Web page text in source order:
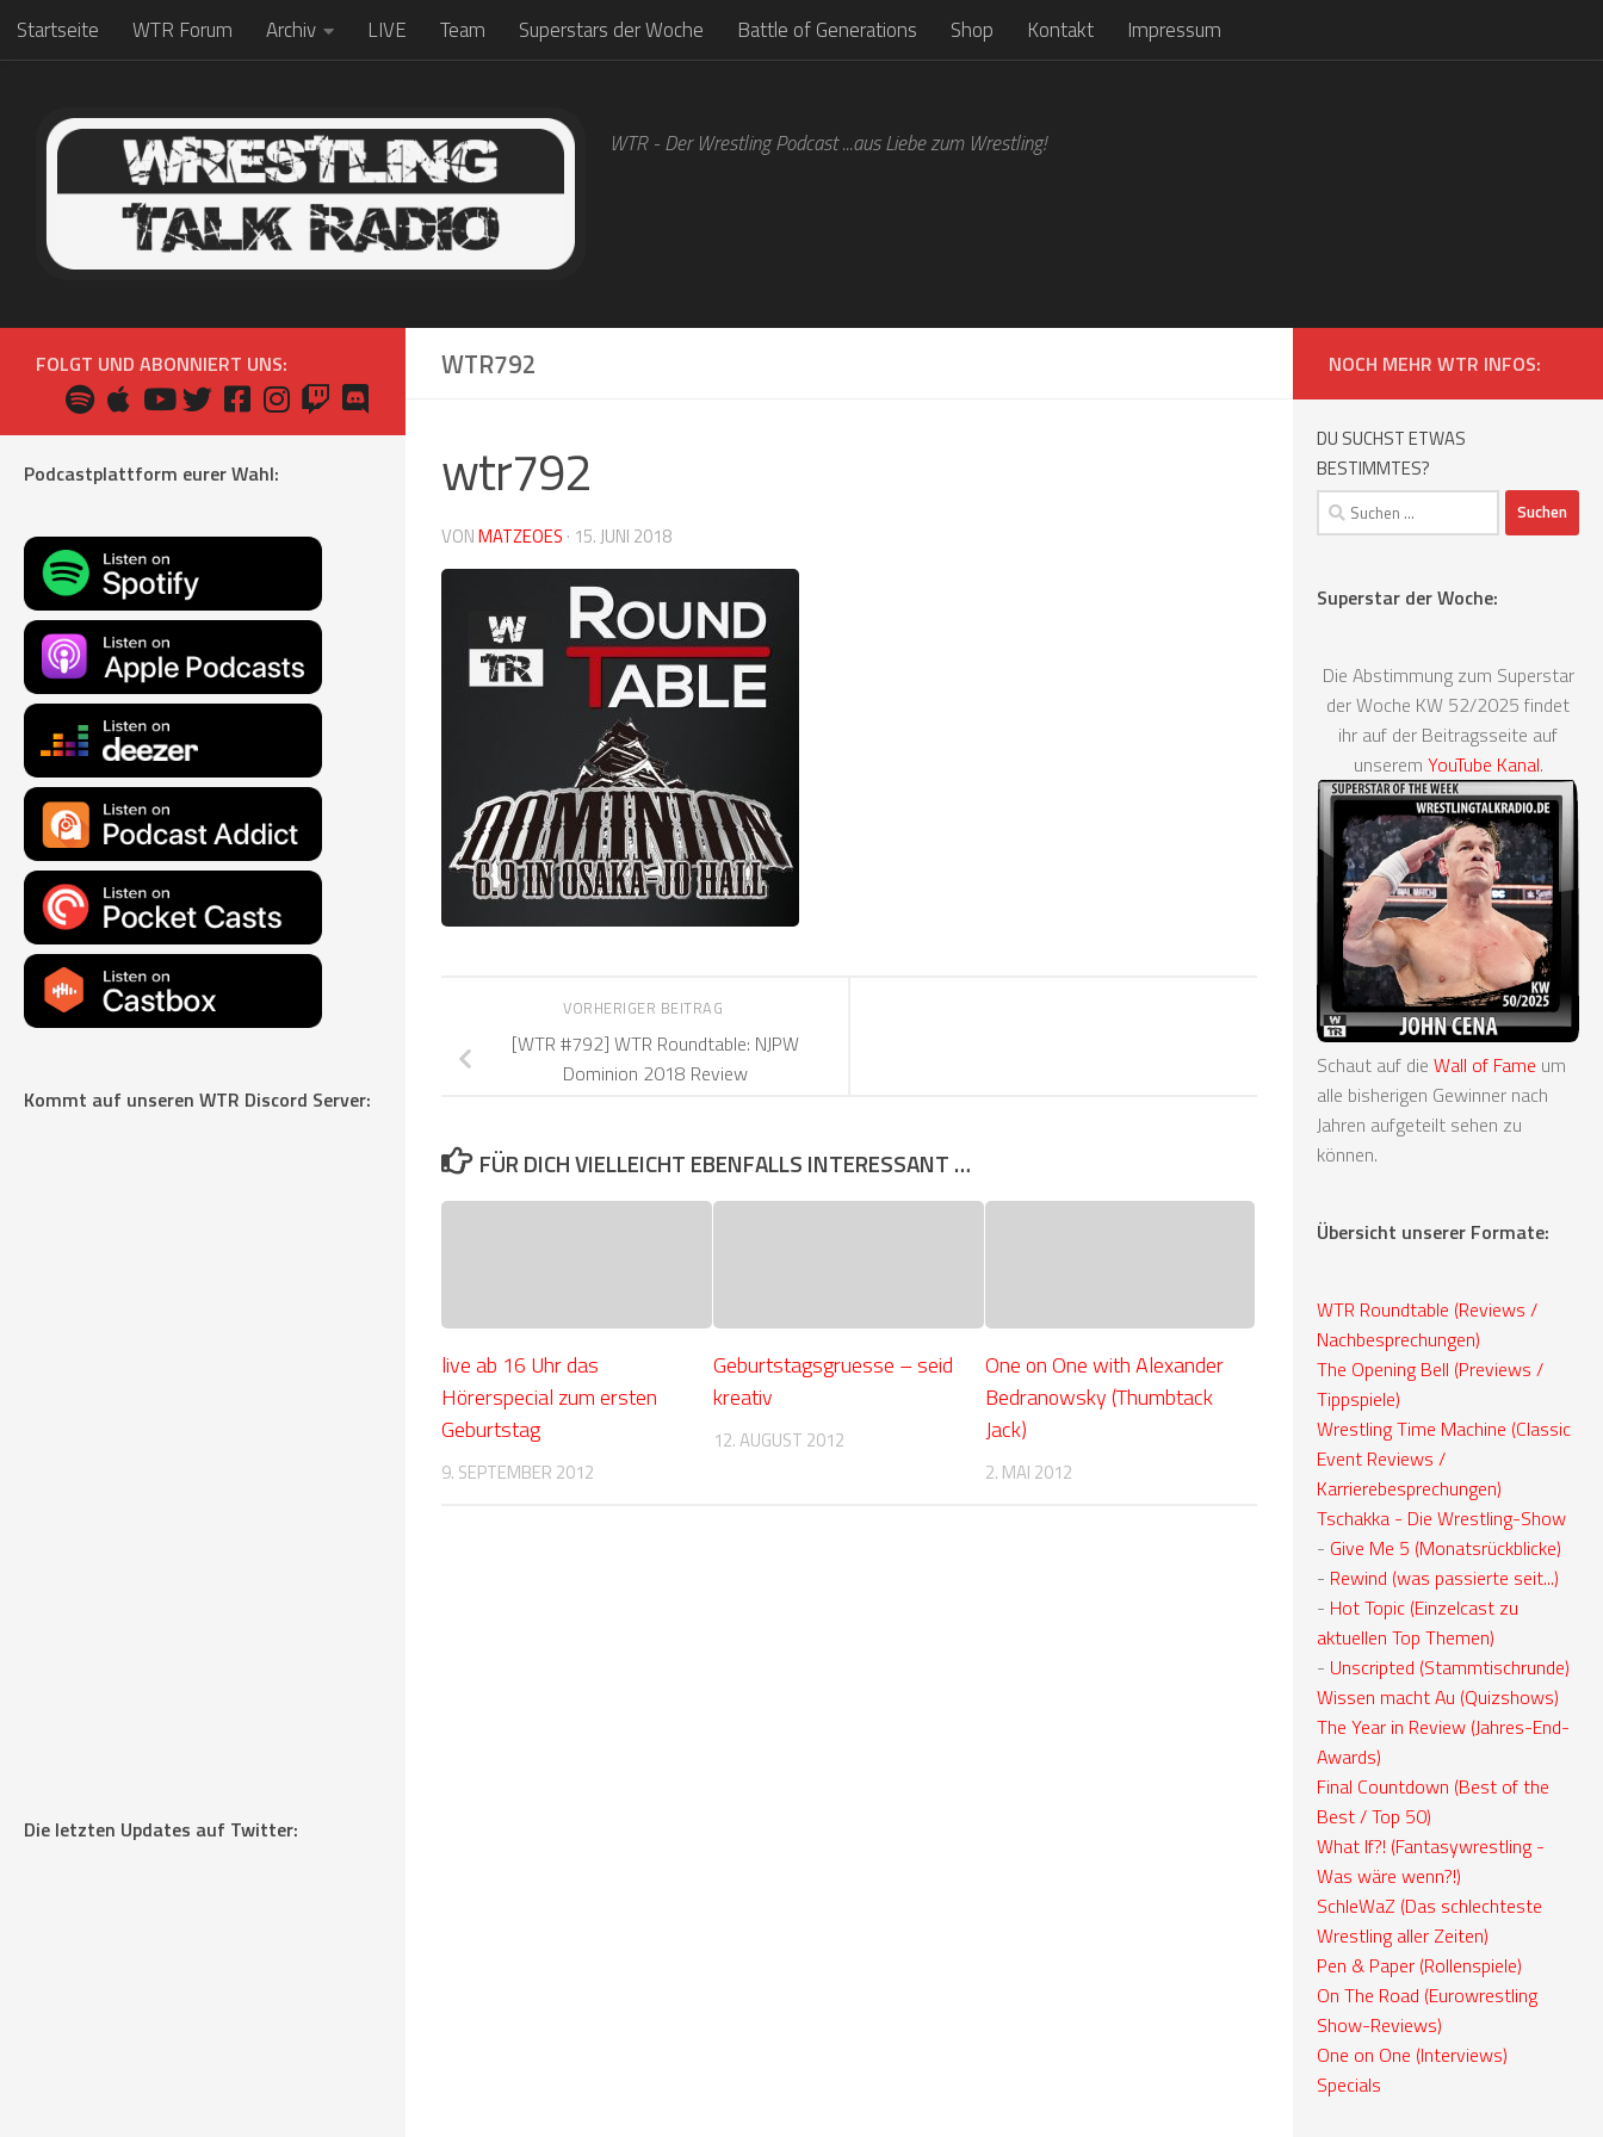
Zum Inhalt springen
Startseite WTR Forum Archiv LIVE Team Superstars der Woche Battle of Generations Shop Kontakt Impressum
WTR - Der Wrestling Podcast ...aus Liebe zum Wrestling!
WTR792
wtr792
VONMATZEOES · 15. JUNI 2018
VORHERIGER BEITRAG
[WTR #792] WTR Roundtable: NJPW
Dominion 2018 Review
FÜR DICH VIELLEICHT EBENFALLS INTERESSANT …
live ab 16 Uhr das
Hörerspecial zum ersten
Geburtstag
9. SEPTEMBER 2012
Geburtstagsgruesse – seid
kreativ
12. AUGUST 2012
One on One with Alexander
Bedranowsky (Thumbtack
Jack)
2. MAI 2012
FOLGT UND ABONNIERT UNS:
Podcastplattform eurer Wahl:
Kommt auf unseren WTR Discord Server:
Die letzten Updates auf Twitter:
NOCH MEHR WTR INFOS:
DU SUCHST ETWAS
BESTIMMTES?
Suchen
nach:
Superstar der Woche:
Die Abstimmung zum Superstar
der Woche KW 52/2025 findet
ihr auf der Beitragsseite auf
unserem YouTube Kanal.
Schaut auf die Wall of Fame um
alle bisherigen Gewinner nach
Jahren aufgeteilt sehen zu
können.
Übersicht unserer Formate:
WTR Roundtable (Reviews /
Nachbesprechungen)
The Opening Bell (Previews /
Tippspiele)
Wrestling Time Machine (Classic
Event Reviews /
Karrierebesprechungen)
Tschakka - Die Wrestling-Show
- Give Me 5 (Monatsrückblicke)
- Rewind (was passierte seit...)
- Hot Topic (Einzelcast zu
aktuellen Top Themen)
- Unscripted (Stammtischrunde)
Wissen macht Au (Quizshows)
The Year in Review (Jahres-End-
Awards)
Final Countdown (Best of the
Best / Top 50)
What If?! (Fantasywrestling -
Was wäre wenn?!)
SchleWaZ (Das schlechteste
Wrestling aller Zeiten)
Pen & Paper (Rollenspiele)
On The Road (Eurowrestling
Show-Reviews)
One on One (Interviews)
Specials